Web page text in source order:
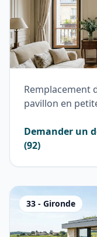
Remplacement
pavillon en
Demander un
(92)
33 - Gironde